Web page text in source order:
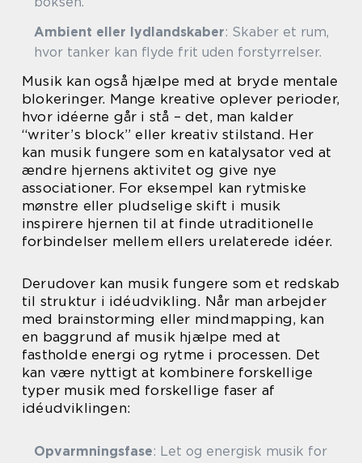
Ambient eller lydlandskaber: Skaber et rum,
hvor tanker kan flyde frit uden forstyrrelser.
Musik kan også hjælpe med at bryde mentale
blokeringer. Mange kreative oplever perioder,
hvor idéerne går i stå – det, man kalder
“writer’s block” eller kreativ stilstand. Her
kan musik fungere som en katalysator ved at
ændre hjernens aktivitet og give nye
associationer. For eksempel kan rytmiske
mønstre eller pludselige skift i musik
inspirere hjernen til at finde utraditionelle
forbindelser mellem ellers urelaterede idéer.
Derudover kan musik fungere som et redskab
til struktur i idéudvikling. Når man arbejder
med brainstorming eller mindmapping, kan
en baggrund af musik hjælpe med at
fastholde energi og rytme i processen. Det
kan være nyttigt at kombinere forskellige
typer musik med forskellige faser af
idéudviklingen:
Opvarmningsfase: Let og energisk musik for